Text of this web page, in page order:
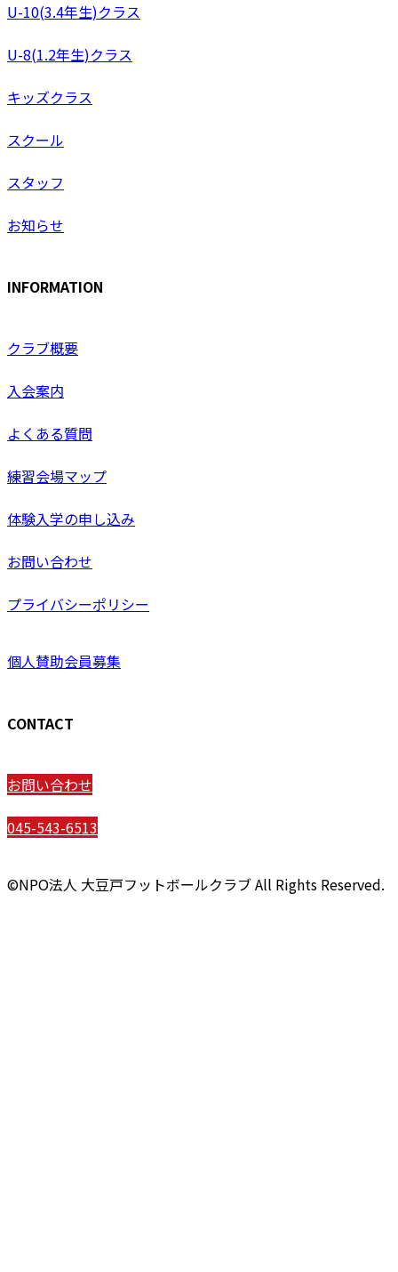
U-10(3.4年生)クラス
U-8(1.2年生)クラス
キッズクラス
スクール
スタッフ
お知らせ
INFORMATION
クラブ概要
入会案内
よくある質問
練習会場マップ
体験入学の申し込み
お問い合わせ
プライバシーポリシー
個人賛助会員募集
CONTACT
お問い合わせ
045-543-6513
©NPO法人 大豆戸フットボールクラブ All Rights Reserved.